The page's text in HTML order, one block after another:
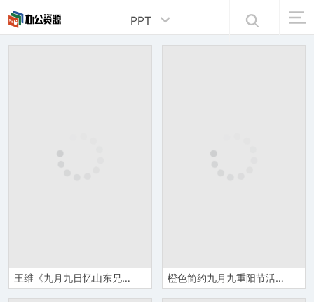
PPT
王维《九月九日忆山东兄弟》诗句赏析语文课件PPT模板 橙色简约九月九重阳节活动专题汇报PPT模板